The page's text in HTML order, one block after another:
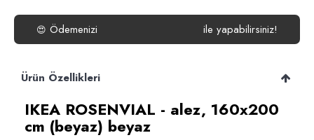
😍 Ödemenizi ile yapabilirsiniz!
Ürün Özellikleri
IKEA ROSENVIAL - alez, 160x200
cm (beyaz) beyaz